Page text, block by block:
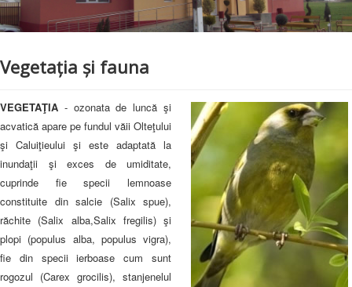
Prezentare Comună
Anunțuri
ALEGERI LOCALE 2024
Proiecte POAD
Vegetația și fauna
VEGETAŢIA - ozonata de luncă şi
acvatică apare pe fundul văii Olteţului
şi Caluiţieului şi este adaptată la
inundaţii şi exces de umiditate,
cuprinde fie specii lemnoase
constituite din salcie (Salix spue),
răchite (Salix alba,Salix fregilis) şi
plopi (populus alba, populus vigra),
fie din specii ierboase cum sunt
rogozul (Carex grocilis), stanjenelul